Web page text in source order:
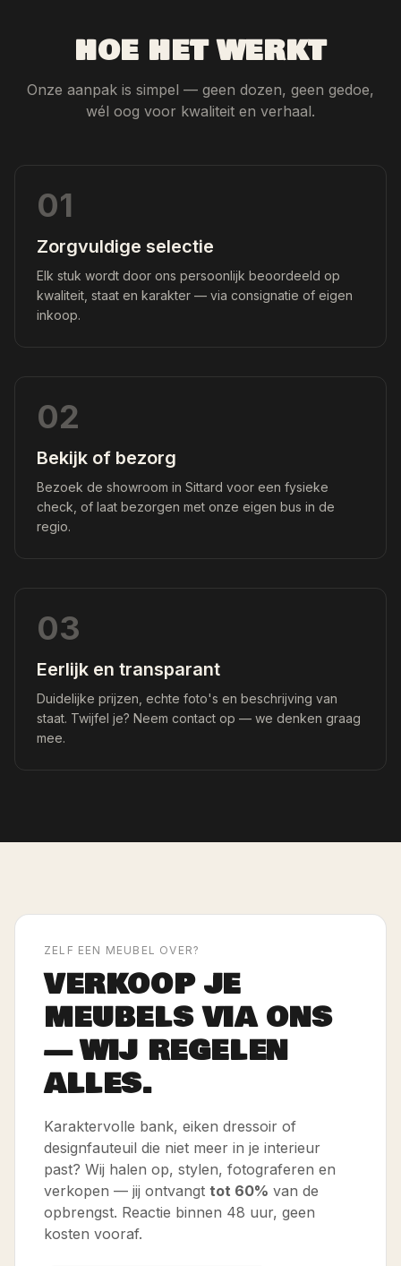
HOE HET WERKT
Onze aanpak is simpel — geen dozen, geen gedoe,
wél oog voor kwaliteit en verhaal.
01
Zorgvuldige selectie
Elk stuk wordt door ons persoonlijk beoordeeld op
kwaliteit, staat en karakter — via consignatie of eigen
inkoop.
02
Bekijk of bezorg
Bezoek de showroom in Sittard voor een fysieke
check, of laat bezorgen met onze eigen bus in de
regio.
03
Eerlijk en transparant
Duidelijke prijzen, echte foto's en beschrijving van
staat. Twijfel je? Neem contact op — we denken graag
mee.
ZELF EEN MEUBEL OVER?
VERKOOP JE
MEUBELS VIA ONS
— WIJ REGELEN
ALLES.
Karaktervolle bank, eiken dressoir of
designfauteuil die niet meer in je interieur
past? Wij halen op, stylen, fotograferen en
verkopen — jij ontvangt tot 60% van de
opbrengst. Reactie binnen 48 uur, geen
kosten vooraf.